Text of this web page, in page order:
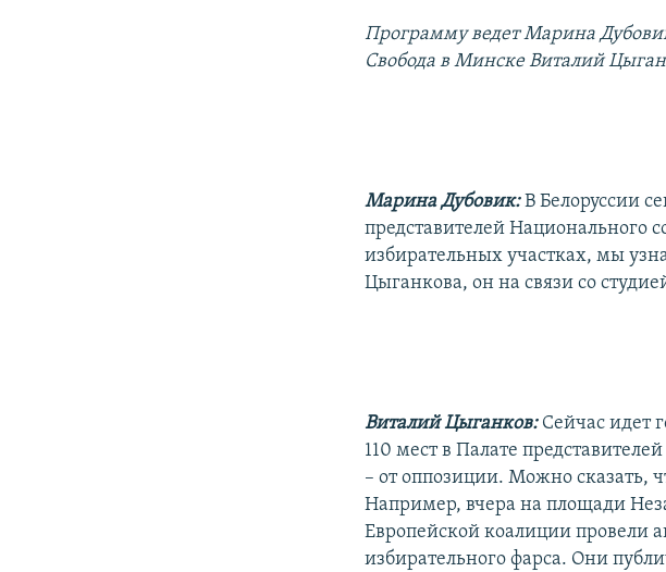
Программу ведет Марина
Свобода в Минске Виталий
Марина Дубовик: В Белоруссии
представителей Национального
избирательных участках, мы
Цыганкова, он на связи со
Виталий Цыганков: Сейчас идет
110 мест в Палате
– от оппозиции. Можно сказать,
Например, вчера на площади
Европейской коалиции провели
избирательного фарса. Они